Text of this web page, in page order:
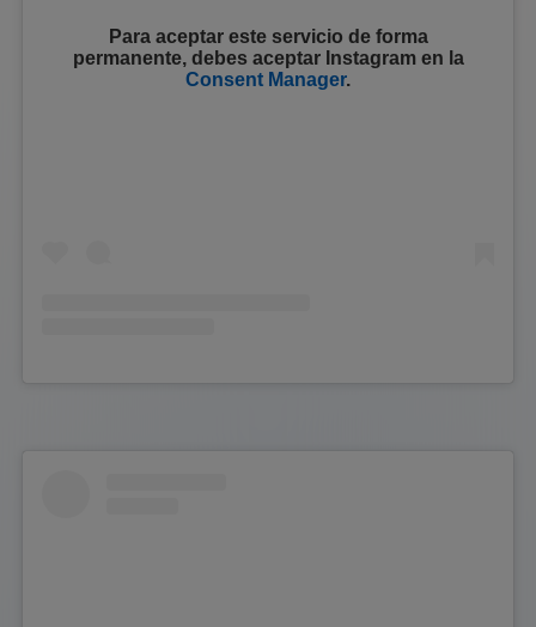
Para aceptar este servicio de forma
permanente, debes aceptar Instagramen la
Consent Manager.